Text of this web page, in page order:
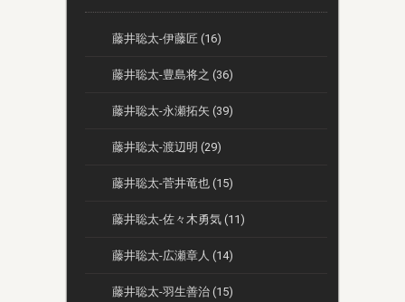
藤井聡太-伊藤匠 (16)
藤井聡太-豊島将之 (36)
藤井聡太-永瀬拓矢 (39)
藤井聡太-渡辺明 (29)
藤井聡太-菅井竜也 (15)
藤井聡太-佐々木勇気 (11)
藤井聡太-広瀬章人 (14)
藤井聡太-羽生善治 (15)